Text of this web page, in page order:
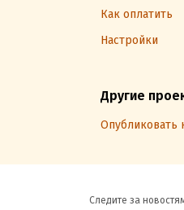
Как оплатить
Настройки
Другие
Опубликовать
Следите за